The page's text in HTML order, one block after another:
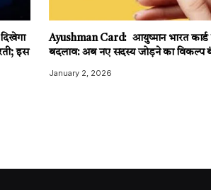
इस
Ayushman Card: आयुष्मान भारत कार्ड
बदलाव: अब नए सदस्य जोड़ने का विकल्प
January 2, 2026